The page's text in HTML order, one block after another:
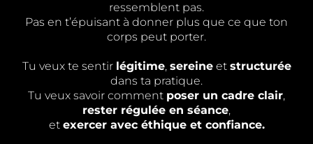
ressemblent pas.
Pas en t’épuisant à donner plus que ce que ton
corps peut porter.
Tu veux te sentir légitime, sereineet structurée
dans ta pratique.
Tu veux savoir comment poser un cadre clair,
rester régulée en séance,
et exercer avec éthique et confiance.